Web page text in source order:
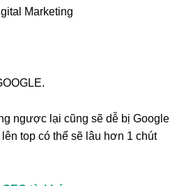
Marketing
ngược lại cũng sẽ dễ bị Google
top có thể sẽ lâu hơn 1 chút